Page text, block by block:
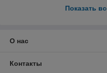
Показать
О нас
Контакты